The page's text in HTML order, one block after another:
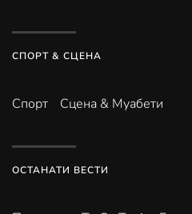
СПОРТ & СЦЕНА
Спорт Сцена & Муабети
ОСТАНАТИ ВЕСТИ